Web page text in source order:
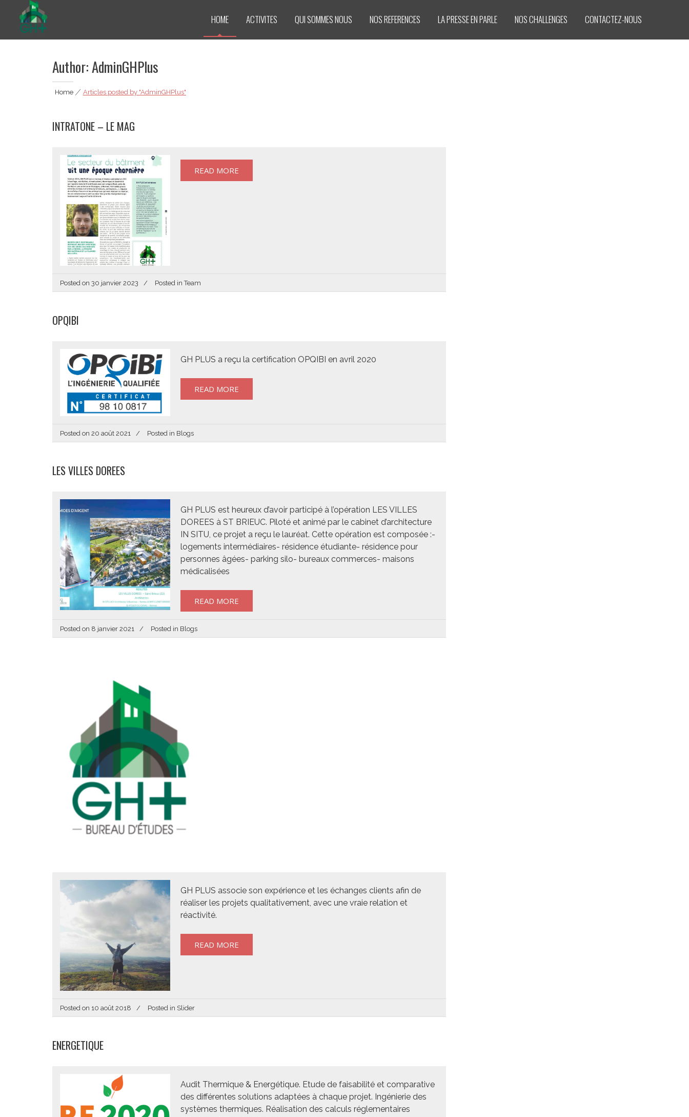
content
HOME ACTIVITES QUI SOMMES NOUS NOS REFERENCES LA PRESSE EN PARLE NOS CHALLENGES CONTACTEZ-NOUS
Author:AdminGHPlus
Home|Articles posted by "AdminGHPlus"
INTRATONE – LE MAG
READ MORE
Posted on 30 janvier 2023 Posted inTeam
OPQIBI
GH PLUS a reçu la certification OPQIBI en avril 2020
READ MORE
Posted on 20 août 2021 Posted in Blogs
LES VILLES DOREES
GH PLUS est heureux d’avoir participé à l’opération LES VILLES
DOREES à ST BRIEUC. Piloté et animé par le cabinet d’architecture
IN SITU, ce projet a reçu le lauréat. Cette opération est composée :-
logements intermédiaires- résidence étudiante- résidence pour
personnes âgées- parking silo- bureaux commerces- maisons
médicalisées
READ MORE
Posted on 8 janvier 2021 Posted in Blogs
GH PLUS associe son expérience et les échanges clients afin de
réaliser les projets qualitativement, avec une vraie relation et
réactivité.
READ MORE
Posted on 10 août 2018 Posted in Slider
ENERGETIQUE
Audit Thermique & Energétique. Etude de faisabilité et comparative
des différentes solutions adaptées à chaque projet. Ingénierie des
systèmes thermiques. Réalisation des calculs réglementaires